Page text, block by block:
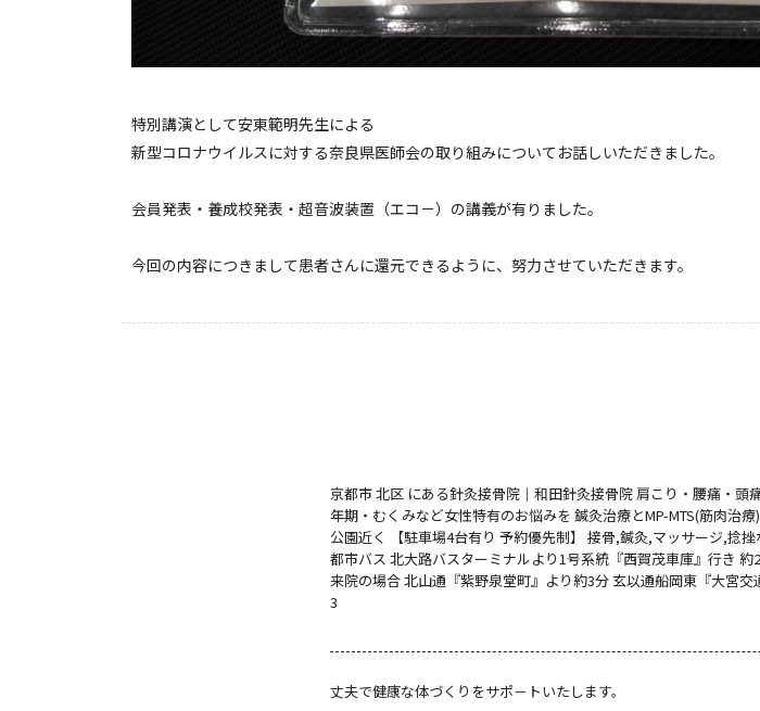
特別講演として安東範明先生による
新型コロナウイルスに対する奈良県医師会の取り組みについてお話しいただきました。
会員発表・養成校発表・超音波装置（エコ－）の講義が有りました。
今回の内容につきまして患者さんに還元できるように、努力させていただきます。
京都市 北区 にある針灸接骨院｜和田針灸接骨院 肩こり・腰痛・頭
年期・むくみなど女性特有のお悩みを 鍼灸治療とMP-MTS(筋肉治
公園近く 【駐車場4台有り 予約優先制】 接骨,鍼灸,マッサージ,捻
都市バス 北大路バスターミナルより1号系統『西賀茂車庫』行き
来院の場合 北山通『紫野泉堂町』より約3分 玄以通船岡東『大宮
3
丈夫で健康な体づくりをサポ－トいたします。